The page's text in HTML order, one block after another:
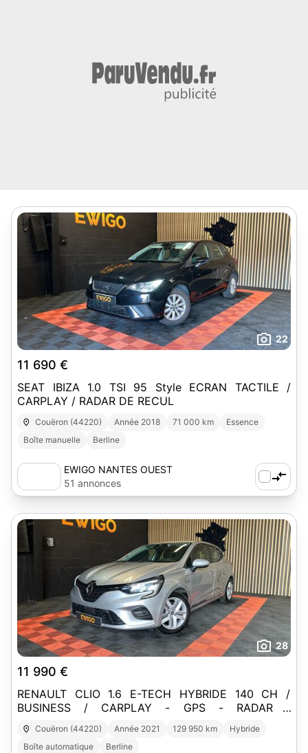
22
11 690 €
SEAT IBIZA 1.0 TSI 95 Style ECRAN TACTILE /
CARPLAY / RADAR DE RECUL
Couëron (44220) Année 2018 71 000 km
Essence
Boîte manuelle
Berline
EWIGO NANTES OUEST
51 annonces
28
11 990 €
RENAULT CLIO 1.6 E-TECH HYBRIDE 140 CH /
BUSINESS / CARPLAY - GPS - RADAR -
REGULATEUR
Couëron (44220) Année 2021 129 950 km
Hybride
Boîte automatique
Berline